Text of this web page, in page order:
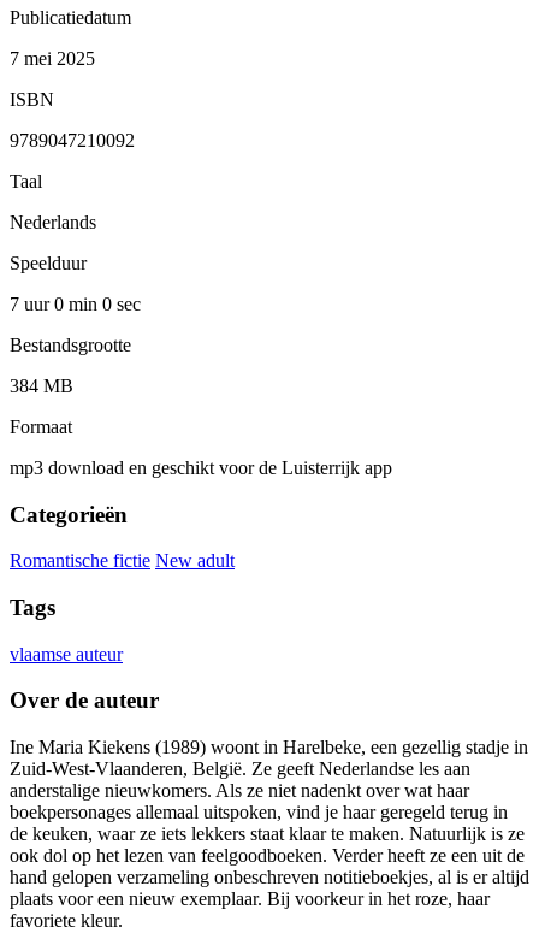
Publicatiedatum
7 mei 2025
ISBN
9789047210092
Taal
Nederlands
Speelduur
7 uur 0 min 0 sec
Bestandsgrootte
384 MB
Formaat
mp3 download en geschikt voor de Luisterrijk app
Categorieën
Romantische fictie New adult
Tags
vlaamse auteur
Over de auteur
Ine Maria Kiekens (1989) woont in Harelbeke, een gezellig stadje in
Zuid-West-Vlaanderen, België. Ze geeft Nederlandse les aan
anderstalige nieuwkomers. Als ze niet nadenkt over wat haar
boekpersonages allemaal uitspoken, vind je haar geregeld terug in
de keuken, waar ze iets lekkers staat klaar te maken. Natuurlijk is ze
ook dol op het lezen van feelgoodboeken. Verder heeft ze een uit de
hand gelopen verzameling onbeschreven notitieboekjes, al is er altijd
plaats voor een nieuw exemplaar. Bij voorkeur in het roze, haar
favoriete kleur.